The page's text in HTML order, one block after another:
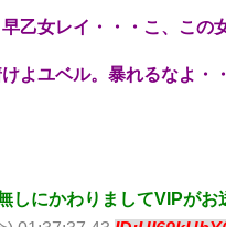
乙女レイ・・・こ、この
よユベル。暴れるなよ・
しにかわりましてVIPがお